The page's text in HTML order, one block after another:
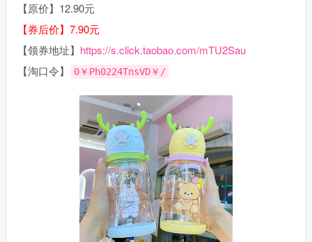
【原价】12.90元
【券后价】7.90元
【领券地址】 https://s.click.taobao.com/mTU2Sau
【淘口令】
0￥Ph0224TnsVD￥/